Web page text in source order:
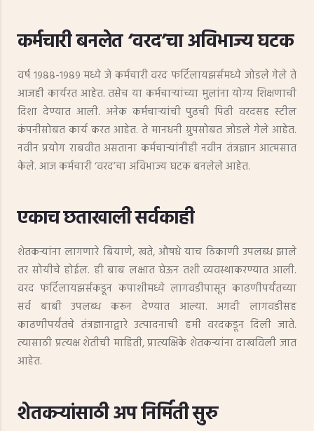
कर्मचारी बनलेत ‘वरद’चा अविभाज्य घटक
वर्ष १९८८-१९८९ मध्ये जे कर्मचारी वरद फर्टिलायझर्समध्ये जोडले गेले ते
आजही कार्यरत आहेत. तसेच या कर्मचाऱ्यांच्या मुलांना योग्य शिक्षणाची
दिशा देण्यात आली. अनेक कर्मचाऱ्यांची पुढची पिढी वरदसह स्टील
कंपनीसोबत कार्य करत आहेत. ते मानधनी ग्रुपसोबत जोडले गेले आहेत.
नवीन प्रयोग राबवीत असताना कर्मचाऱ्यांनीही नवीन तंत्रज्ञान आत्मसात
केले. आज कर्मचारी ‘वरद’चा अविभाज्य घटक बनलेले आहेत.
एकाच छताखाली सर्वकाही
शेतकऱ्यांना लागणारे बियाणे, खते, औषधे याच ठिकाणी उपलब्ध झाले
तर सोयीचे होईल. ही बाब लक्षात घेऊन तशी व्यवस्थाकरण्यात आली.
वरद फर्टिलायझर्सकडून कपाशीमध्ये लागवडीपासून काढणीपर्यंतच्या
सर्व बाबी उपलब्ध करून देण्यात आल्या. अगदी लागवडीसह
काढणीपर्यंतचे तंत्रज्ञानाद्वारे उत्पादनाची हमी वरदकडून दिली जाते.
त्यासाठी प्रत्यक्ष शेतीची माहिती, प्रात्यक्षिके शेतकऱ्यांना दाखविली जात
आहेत.
शेतकऱ्यांसाठी अप निर्मिती सुरु